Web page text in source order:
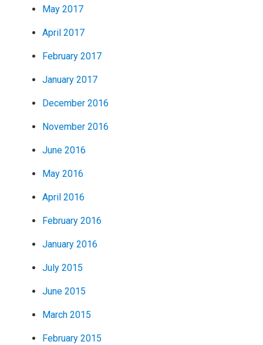
May 2017
April 2017
February 2017
January 2017
December 2016
November 2016
June 2016
May 2016
April 2016
February 2016
January 2016
July 2015
June 2015
March 2015
February 2015